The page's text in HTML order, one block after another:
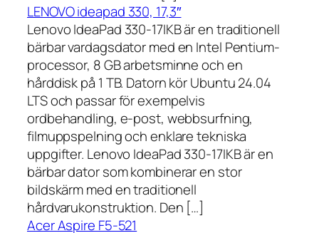
LENOVO ideapad 330, 17,3″
Lenovo IdeaPad 330-17IKB är en traditionell
bärbar vardagsdator med en Intel Pentium-
processor, 8 GB arbetsminne och en
hårddisk på 1 TB. Datorn kör Ubuntu 24.04
LTS och passar för exempelvis
ordbehandling, e-post, webbsurfning,
filmuppspelning och enklare tekniska
uppgifter. Lenovo IdeaPad 330-17IKB är en
bärbar dator som kombinerar en stor
bildskärm med en traditionell
hårdvarukonstruktion. Den […]
Acer Aspire F5-521